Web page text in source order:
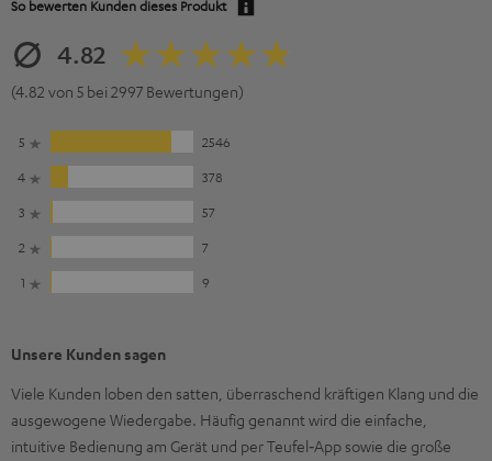
So bewerten Kunden dieses Produkt
4.82
(4.82 von 5 bei 2997 Bewertungen)
5
2546
4
378
3
57
2
7
1
9
Unsere Kunden sagen
Viele Kunden loben den satten, überraschend kräftigen Klang und die
ausgewogene Wiedergabe. Häufig genannt wird die einfache,
intuitive Bedienung am Gerät und per Teufel‑App sowie die große